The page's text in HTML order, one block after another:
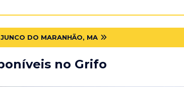
DO MARANHÃO, MA
no Grifo